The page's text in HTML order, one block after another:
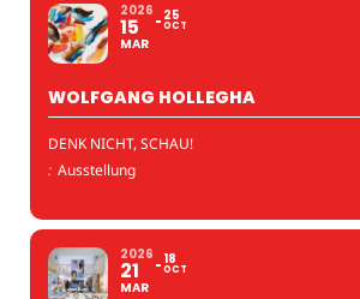
2026
15
MAR
25
OCT
WOLFGANG HOLLEGHA
DENK NICHT, SCHAU!
: Ausstellung
2026
21
MAR
18
OCT